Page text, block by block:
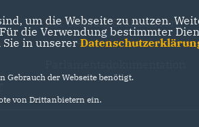
Der Landtag Brandenburg
um die Webseite zu nutzen.
die Verwendung bestimmter
in unserer
Gebrauch der Webseite benötigt.
von Drittanbietern ein.